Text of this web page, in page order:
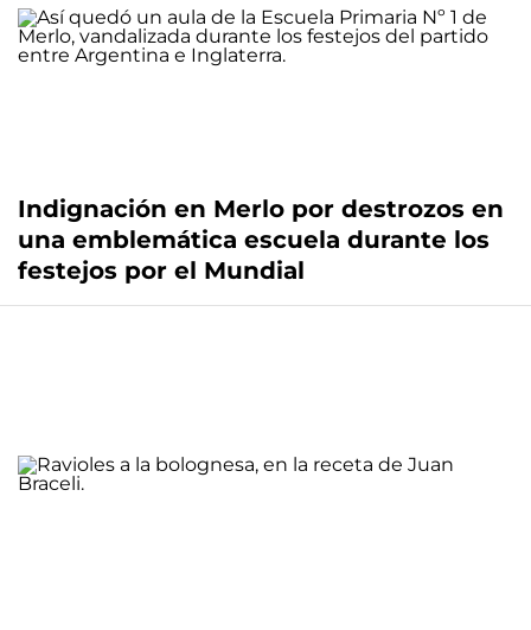
Indignación en Merlo por destrozos en
una emblemática escuela durante los
festejos por el Mundial